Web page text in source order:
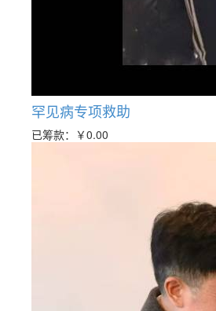
罕见病专项救助
已筹款： ￥0.00